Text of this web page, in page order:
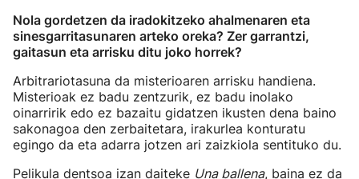
Nola gordetzen da iradokitzeko ahalmenaren eta
sinesgarritasunaren arteko oreka? Zer garrantzi,
gaitasun eta arrisku ditu joko horrek?
Arbitrariotasuna da misterioaren arrisku handiena.
Misterioak ez badu zentzurik, ez badu inolako
oinarririk edo ez bazaitu gidatzen ikusten dena baino
sakonagoa den zerbaitetara, irakurlea konturatu
egingo da eta adarra jotzen ari zaizkiola sentituko du.
Pelikula dentsoa izan daiteke Una ballena, baina ez da